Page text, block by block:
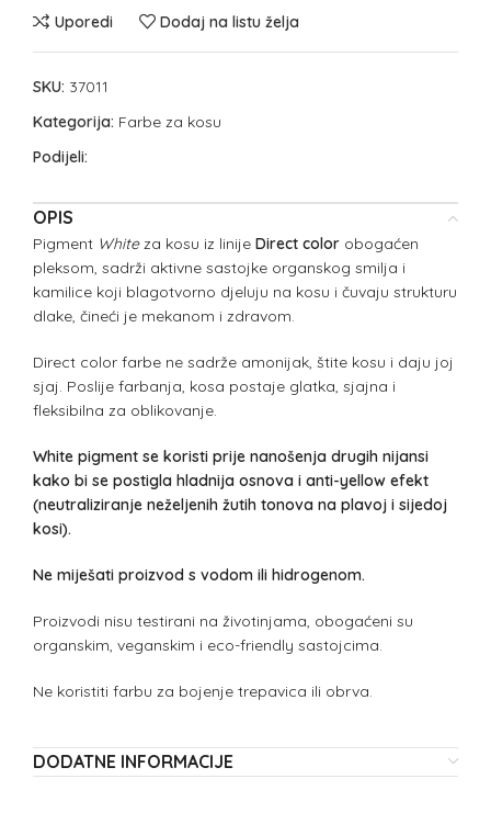
Uporedi Dodaj na listu želja
SKU: 37011
Kategorija: Farbe za kosu
Podijeli:
OPIS
Pigment Whiteza kosu iz linije Direct color obogaćen
pleksom, sadrži aktivne sastojke organskog smilja i
kamilice koji blagotvorno djeluju na kosu i čuvaju strukturu
dlake, čineći je mekanom i zdravom.
Direct color farbe ne sadrže amonijak, štite kosu i daju joj
sjaj. Poslije farbanja, kosa postaje glatka, sjajna i
fleksibilna za oblikovanje.
White pigment se koristi prije nanošenja drugih nijansi
kako bi se postigla hladnija osnova i anti-yellow efekt
(neutraliziranje neželjenih žutih tonova na plavoj i sijedoj
kosi).
Ne miješati proizvod s vodom ili hidrogenom.
Proizvodi nisu testirani na životinjama, obogaćeni su
organskim, veganskim i eco-friendly sastojcima.
Ne koristiti farbu za bojenje trepavica ili obrva.
DODATNE INFORMACIJE